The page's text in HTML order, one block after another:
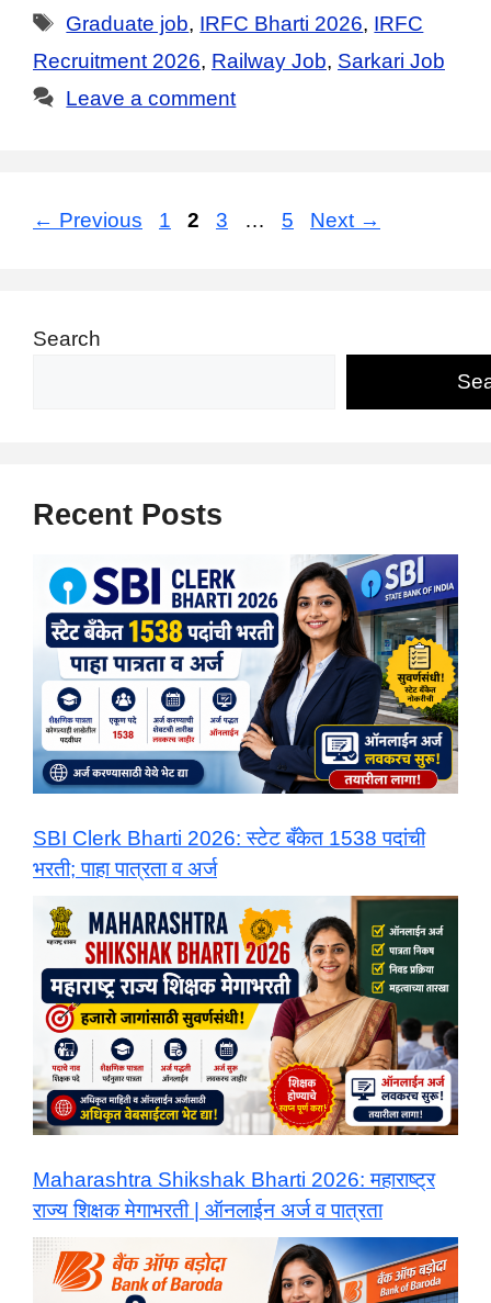
Tags
Graduate job, IRFC Bharti 2026, IRFC
Recruitment 2026, Railway Job, Sarkari Job
Leave a comment
← Previous Page
1 Page
2 Page
3 … Page
5 Next →
Search
Recent Posts
SBI Clerk Bharti 2026: स्टेट बँकेत 1538 पदांची
भरती; पाहा पात्रता व अर्ज
Maharashtra Shikshak Bharti 2026: महाराष्ट्र
राज्य शिक्षक मेगाभरती | ऑनलाईन अर्ज व पात्रता